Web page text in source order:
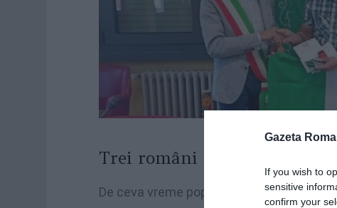
Gazeta
If you wish to
sensitive
confirm your
Trei români primesc
De ceva vreme populația din Niardo a